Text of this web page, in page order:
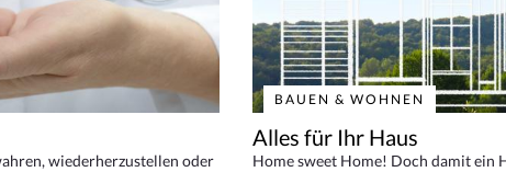
wiederherzustellen oder
BAUEN & WOHNEN
Alles für Ihr Haus
Home sweet Home! Doch damit ein